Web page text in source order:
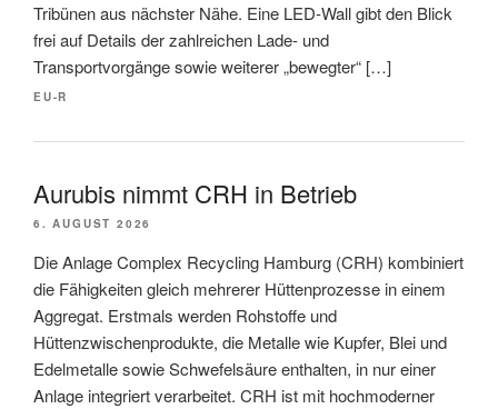
Tribünen aus nächster Nähe. Eine LED-Wall gibt den Blick
frei auf Details der zahlreichen Lade- und
Transportvorgänge sowie weiterer „bewegter“ […]
EU-R
Aurubis nimmt CRH in Betrieb
6. AUGUST 2026
Die Anlage Complex Recycling Hamburg (CRH) kombiniert
die Fähigkeiten gleich mehrerer Hüttenprozesse in einem
Aggregat. Erstmals werden Rohstoffe und
Hüttenzwischenprodukte, die Metalle wie Kupfer, Blei und
Edelmetalle sowie Schwefelsäure enthalten, in nur einer
Anlage integriert verarbeitet. CRH ist mit hochmoderner